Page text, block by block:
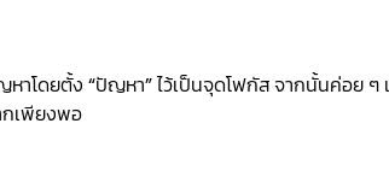
โดยตั้ง “ปัญหา” ไว้เป็นจุดโฟกัส จากนั้นค่อย ๆ
กเพียงพอ